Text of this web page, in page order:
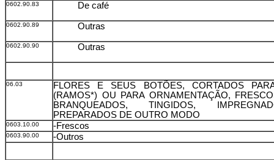
0602.90.83 De café
0602.90.89 Outras
0602.90.90 Outras
06.03
FLORES E SEUS BOTÕES, CORTADOS
(RAMOS*) OU PARA ORNAMENTAÇÃO,
BRANQUEADOS, TINGIDOS,
PREPARADOS DE OUTRO MODO
0603.10.00 -Frescos
0603.90.00 -Outros